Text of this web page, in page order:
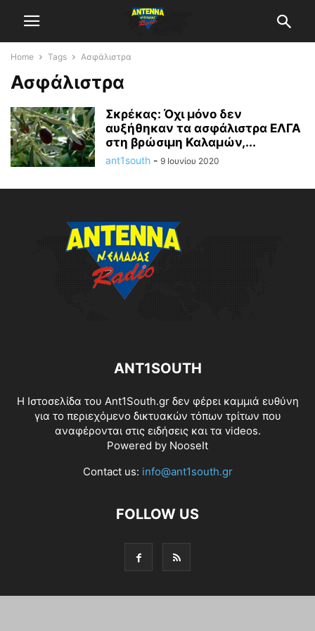
Home Tags Ασφάλιστρα
Ασφάλιστρα
Σκρέκας: Όχι μόνο δεν
αυξήθηκαν τα ασφάλιστρα ΕΛΓΑ
στη βρώσιμη Καλαμών,...
ant1south - 9 Ιουνίου 2020
ANT1SOUTH
Η Ιστοσελίδα του Ant1South.gr δεν φέρει καμμιά ευθύνη
για το περιεχόμενο δικτυακών τόπων τρίτων που
αναφέρονται στις ειδήσεις και τα videos.
Powered by NooseIt
Contact us: info@ant1south.gr
FOLLOW US